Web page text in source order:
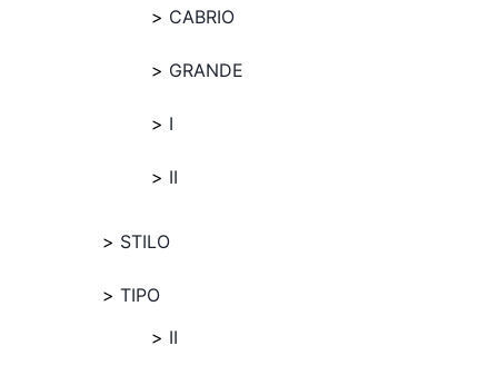
CABRIO
GRANDE
I
II
STILO
TIPO
II